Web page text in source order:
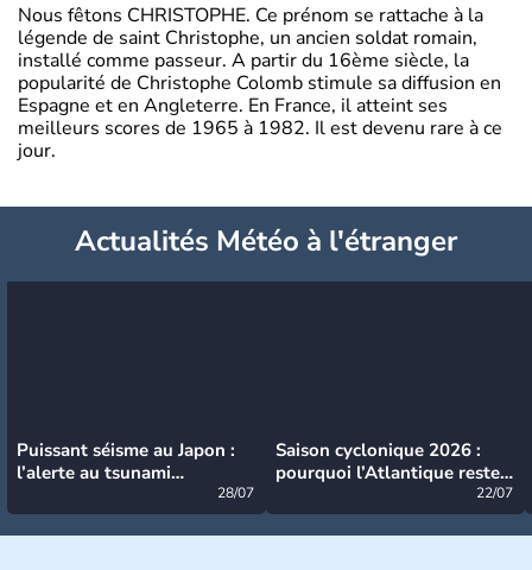
Nous fêtons CHRISTOPHE. Ce prénom se rattache à la
légende de saint Christophe, un ancien soldat romain,
installé comme passeur. A partir du 16ème siècle, la
popularité de Christophe Colomb stimule sa diffusion en
Espagne et en Angleterre. En France, il atteint ses
meilleurs scores de 1965 à 1982. Il est devenu rare à ce
jour.
Actualités Météo à l'étranger
Puissant séisme au Japon :
l’alerte au tsunami
28/07
Saison cyclonique 2026 :
pourquoi l’Atlantique reste
22/07